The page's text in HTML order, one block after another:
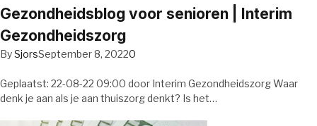
Gezondheidsblog voor senioren | Interim
Gezondheidszorg
BySjorsSeptember 8, 20220
Geplaatst: 22-08-22 09:00 door Interim Gezondheidszorg Waar
denk je aan als je aan thuiszorg denkt? Is het…